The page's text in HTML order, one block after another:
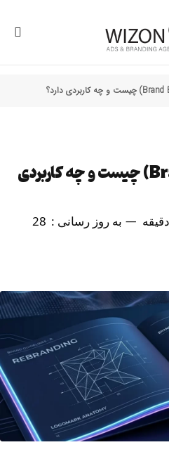
برندبوک (Brand Book) چیست و چه کاربردی
به روز رسانی : 28